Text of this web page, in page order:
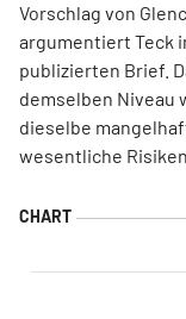
Vorschlag von
argumentiert Teck
publizierten Brief.
demselben Niveau
dieselbe
wesentliche